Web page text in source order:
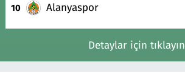
10 Alanyaspor
Detaylar için tıklayın